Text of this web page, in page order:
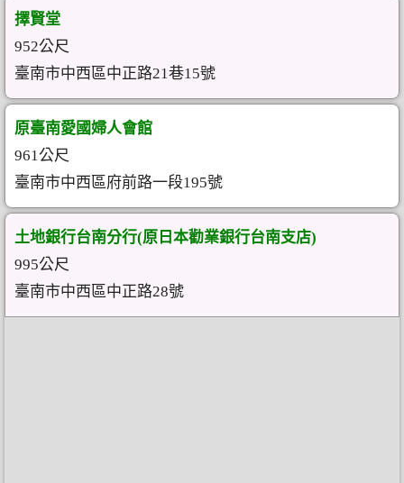
擇賢堂
952公尺
臺南市中西區中正路21巷15號
原臺南愛國婦人會館
961公尺
臺南市中西區府前路一段195號
土地銀行台南分行(原日本勸業銀行台南支店)
995公尺
臺南市中西區中正路28號